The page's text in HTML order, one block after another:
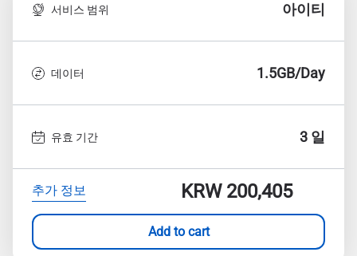
서비스 범위 아이티
데이터 1.5GB/Day
유효 기간 3 일
추가 정보 KRW 200,405
Add to cart